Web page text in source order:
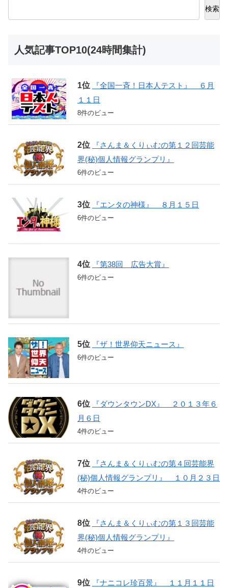
検索
人気記事TOP10(24時間集計)
『全国一斉！日本人テスト』 ６月
１１日
8件のビュー
『さんま＆くりぃむの第１２回芸能
界(秘)個人情報グランプリ』
6件のビュー
『エンタの神様』 ８月１５日
6件のビュー
『第38回 広告大賞』
6件のビュー
『ザ！世界仰天ニュース』
6件のビュー
『ダウンタウンDX』 ２０１３年６
月６日
4件のビュー
『さんま＆くりぃむの第４回芸能界
(秘)個人情報グランプリ』 １０月２３日
4件のビュー
『さんま＆くりぃむの第１３回芸能
界(秘)個人情報グランプリ』
4件のビュー
『ナニコレ珍百景』 １１月１１日